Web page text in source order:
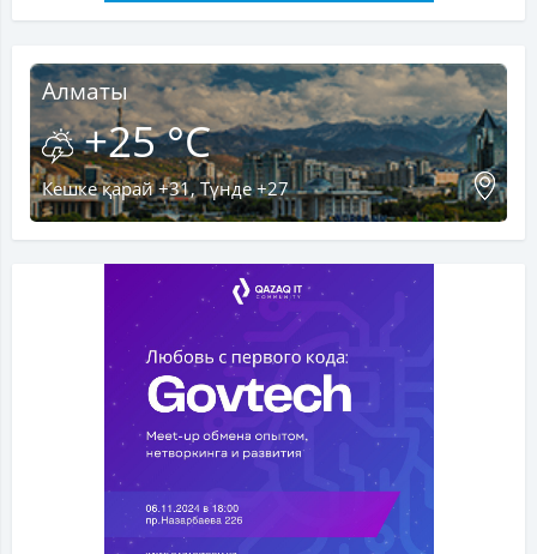
Алматы
+25 °C
Кешке қарай +31, Түнде +27